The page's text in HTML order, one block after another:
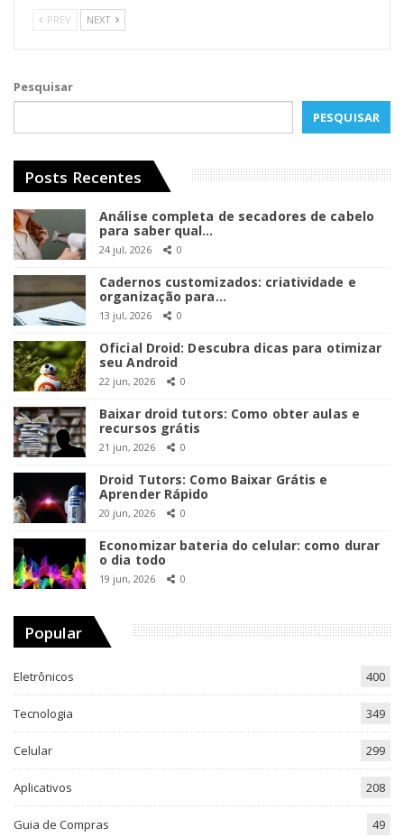
PREV NEXT
Pesquisar
PESQUISAR
Posts Recentes
Análise completa de secadores de cabelo
para saber qual…
24 jul, 2026 0
Cadernos customizados: criatividade e
organização para…
13 jul, 2026 0
Oficial Droid: Descubra dicas para otimizar
seu Android
22 jun, 2026 0
Baixar droid tutors: Como obter aulas e
recursos grátis
21 jun, 2026 0
Droid Tutors: Como Baixar Grátis e
Aprender Rápido
20 jun, 2026 0
Economizar bateria do celular: como durar
o dia todo
19 jun, 2026 0
Popular
Eletrônicos 400
Tecnologia 349
Celular 299
Aplicativos 208
Guia de Compras 49